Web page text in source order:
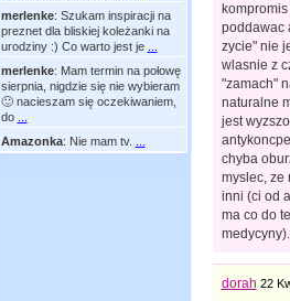
merlenke: Szukam inspiracji na
preznet dla bliskiej koleżanki na
urodziny :) Co warto jest je
merlenke: Mam termin na połowę
sierpnia, nigdzie się nie wybieram
🙂 nacieszam się oczekiwaniem,
do
Amazonka: Nie mam tv.
poddawac
zycie" nie
wlasnie z
"zamach"
naturalne
jest
chyba
myslec, ze
inni (ci od
ma co do
medycyny).
dorah 22